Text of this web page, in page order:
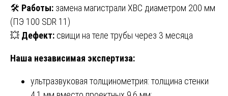
🛠 Работы: замена магистрали ХВС диаметром 200 мм
(ПЭ 100 SDR 11)
💥 Дефект: свищи на теле трубы через 3 месяца
Наша независимая экспертиза:
ультразвуковая толщинометрия: толщина стенки